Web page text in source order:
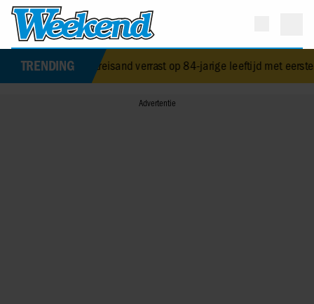
TRENDING
Streisand verrast op 84-jarige leeftijd met eerste kinderboek